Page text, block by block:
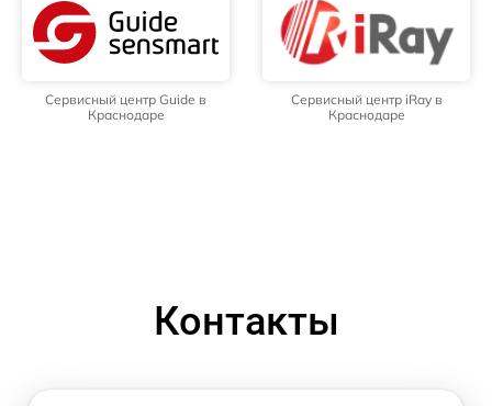
Сервисный центр Guide в
Краснодаре
Сервисный центр iRay в
Краснодаре
Контакты